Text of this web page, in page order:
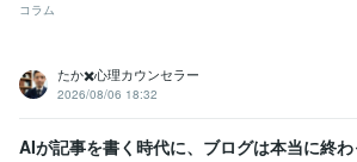
コラム
たか✖️心理カウンセラー
2026/08/06 18:32
AIが記事を書く時代に、ブログは本当に終わ